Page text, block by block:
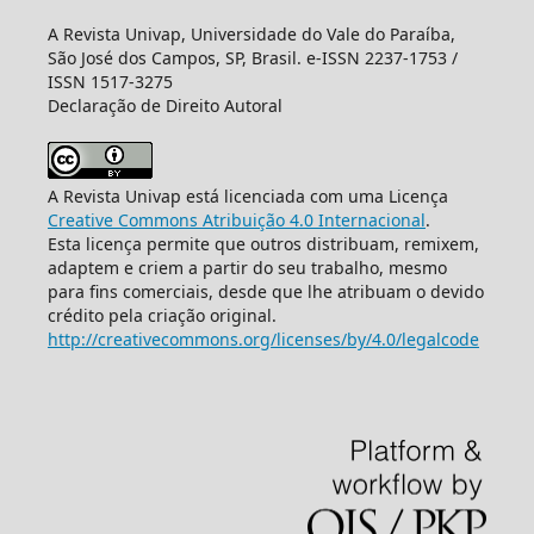
A Revista Univap, Universidade do Vale do Paraíba,
São José dos Campos, SP, Brasil. e-ISSN 2237-1753 /
ISSN 1517-3275
Declaração de Direito Autoral
A Revista Univap está licenciada com uma Licença
Creative Commons Atribuição 4.0 Internacional.
Esta licença permite que outros distribuam, remixem,
adaptem e criem a partir do seu trabalho, mesmo
para fins comerciais, desde que lhe atribuam o devido
crédito pela criação original.
http://creativecommons.org/licenses/by/4.0/legalcode